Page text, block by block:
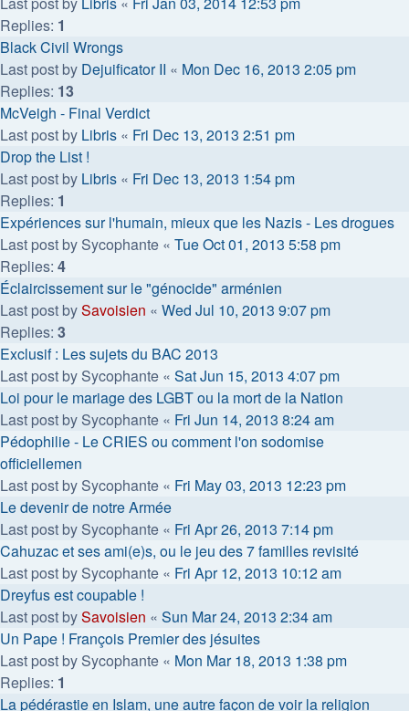
Replies: 1
Black Civil Wrongs
Last post by Dejuificator II « Mon Dec 16, 2013 2:05 pm
Replies: 13
McVeigh - Final Verdict
Last post by Libris « Fri Dec 13, 2013 2:51 pm
Drop the List !
Last post by Libris « Fri Dec 13, 2013 1:54 pm
Replies: 1
Expériences sur l'humain, mieux que les Nazis - Les drogues
Last post by Sycophante « Tue Oct 01, 2013 5:58 pm
Replies: 4
Éclaircissement sur le "génocide" arménien
Last post bySavoisien « Wed Jul 10, 2013 9:07 pm
Replies: 3
Exclusif : Les sujets du BAC 2013
Last post by Sycophante « Sat Jun 15, 2013 4:07 pm
Loi pour le mariage des LGBT ou la mort de la Nation
Last post by Sycophante « Fri Jun 14, 2013 8:24 am
Pédophilie - Le CRIES ou comment l'on sodomise
officiellemen
Last post by Sycophante « Fri May 03, 2013 12:23 pm
Le devenir de notre Armée
Last post by Sycophante « Fri Apr 26, 2013 7:14 pm
Cahuzac et ses ami(e)s, ou le jeu des 7 familles revisité
Last post by Sycophante « Fri Apr 12, 2013 10:12 am
Dreyfus est coupable !
Last post bySavoisien « Sun Mar 24, 2013 2:34 am
Un Pape ! François Premier des jésuites
Last post by Sycophante « Mon Mar 18, 2013 1:38 pm
Replies: 1
La pédérastie en Islam, une autre façon de voir la religion